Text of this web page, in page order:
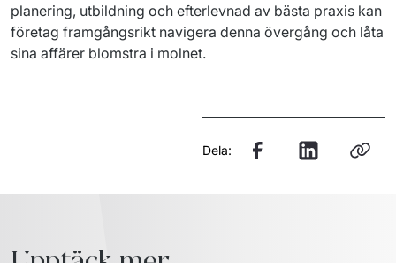
planering, utbildning och efterlevnad av bästa praxis kan
företag framgångsrikt navigera denna övergång och låta
sina affärer blomstra i molnet.
Dela: